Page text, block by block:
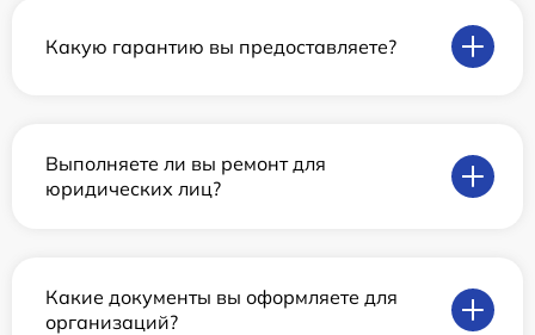
Какую гарантию вы предоставляете?
Выполняете ли вы ремонт для
юридических лиц?
Какие документы вы оформляете для
организаций?